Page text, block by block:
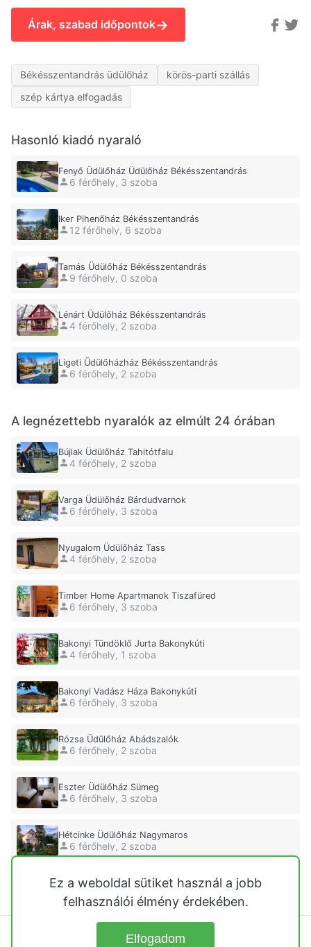
Árak, szabad időpontok→
Békésszentandrás üdülőház
körös-parti szállás
szép kártya elfogadás
Hasonló kiadó nyaraló
Fenyő Üdülőház Üdülőház Békésszentandrás
6 férőhely, 3 szoba
Iker Pihenőház Békésszentandrás
12 férőhely, 6 szoba
Tamás Üdülőház Békésszentandrás
9 férőhely, 0 szoba
Lénárt Üdülőház Békésszentandrás
4 férőhely, 2 szoba
Ligeti Üdülőházház Békésszentandrás
6 férőhely, 2 szoba
A legnézettebb nyaralók az elmúlt 24 órában
Bújlak Üdülőház Tahitótfalu
4 férőhely, 2 szoba
Varga Üdülőház Bárdudvarnok
6 férőhely, 3 szoba
Nyugalom Üdülőház Tass
4 férőhely, 2 szoba
Timber Home Apartmanok Tiszafüred
6 férőhely, 3 szoba
Bakonyi Tündöklő Jurta Bakonykúti
4 férőhely, 1 szoba
Bakonyi Vadász Háza Bakonykúti
6 férőhely, 3 szoba
Rózsa Üdülőház Abádszalók
6 férőhely, 2 szoba
Eszter Üdülőház Sümeg
6 férőhely, 3 szoba
Hétcinke Üdülőház Nagymaros
6 férőhely, 2 szoba
Szacser Apartman Badacsony Badacsonytomaj
12 férőhely, 1 szoba
Ez a weboldal sütiket használ a jobb
felhasználói élmény érdekében.
Elfogadom